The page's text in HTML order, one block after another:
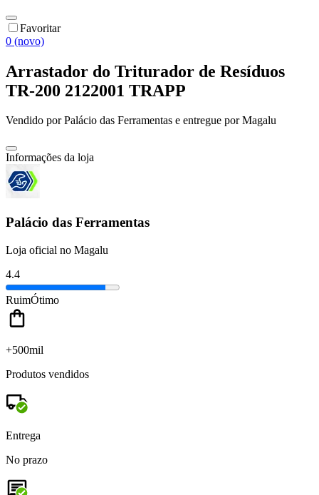
Favoritar
0 (novo)
Arrastador do Triturador de Resíduos
TR-200 2122001 TRAPP
Vendido porPalácio das Ferramentas e entregue por Magalu
Informações da loja
Palácio das Ferramentas
Loja oficial no Magalu
4.4
RuimÓtimo
+500mil
Produtos vendidos
Entrega
No prazo